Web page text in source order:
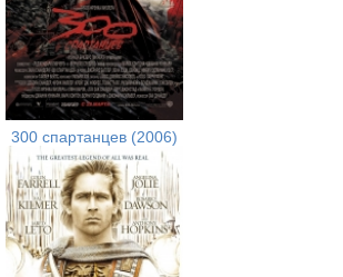
300 спартанцев (2006)